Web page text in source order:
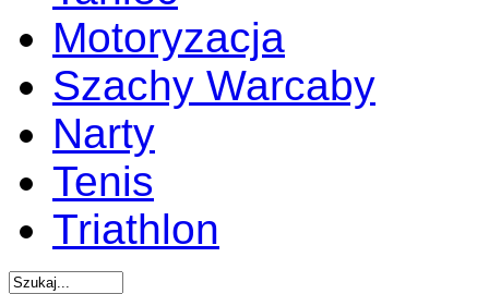
Motoryzacja
Szachy Warcaby
Narty
Tenis
Triathlon